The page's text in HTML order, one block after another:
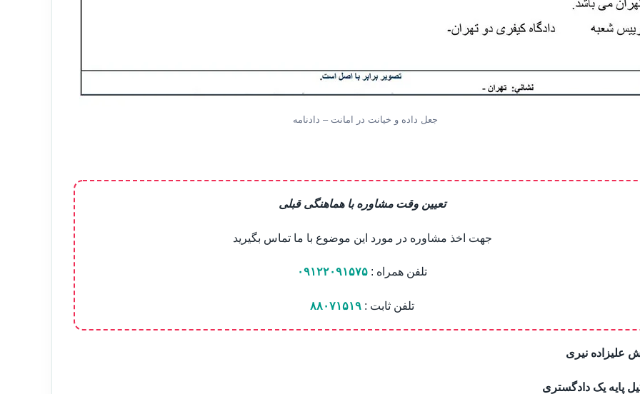
جعل داده و خیانت در امانت – دادنامه
تعیین وقت مشاوره با هماهنگی قبلی
جهت اخذ مشاوره در مورد این موضوع با ما تماس بگیرید
تلفن همراه : ۰۹۱۲۲۰۹۱۵۷۵
تلفن ثابت : ۸۸۰۷۱۵۱۹
علیزاده نیری
پایه یک دادگستری